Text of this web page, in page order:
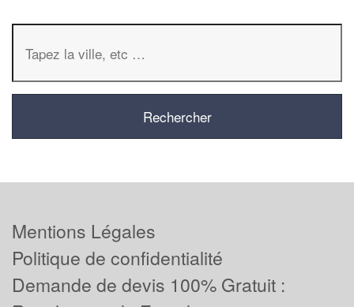
Mentions Légales
Politique de confidentialité
Demande de devis 100% Gratuit :